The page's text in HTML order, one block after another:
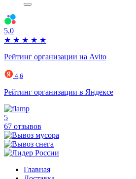
5,0
★ ★ ★ ★ ★
Рейтинг организации на Avito
4,6
Рейтинг организации в Яндексе
5
67 отзывов
Главная